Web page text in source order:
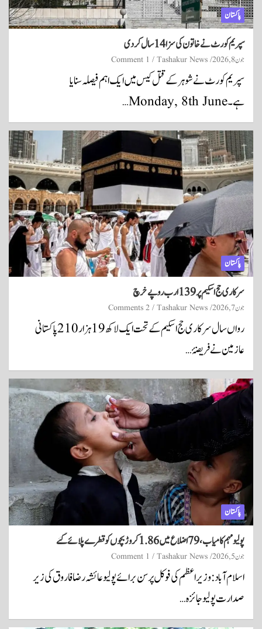
پاکستان
سپریم کورٹ نے خاتون کی سزا 14 سال کر دی
جون 8, 2026 Tashakur News
1 Comment
سپریم کورٹ نے شوہر کے قتل کیس میں ایک اہم فیصلہ سنایا
ہے۔ Monday, 8th June…
پاکستان
سرکاری حج اسکیم پر 139 ارب روپے خرچ
جون 7, 2026 Tashakur News
2 Comments
رواں سال سرکاری حج اسکیم کے تحت ایک لاکھ 19 ہزار 210 پاکستانی
عازمین نے فریضۂ…
پاکستان
پولیو مہم کامیاب، 79 اضلاع میں 1.86 کروڑ بچوں کو قطرے پلائے گئے
جون 5, 2026 Tashakur News
1 Comment
اسلام آباد: وزیراعظم کی فوکل پرسن برائے پولیو عائشہ رضا فاروق کی زیر
صدارت پولیو جائزہ…